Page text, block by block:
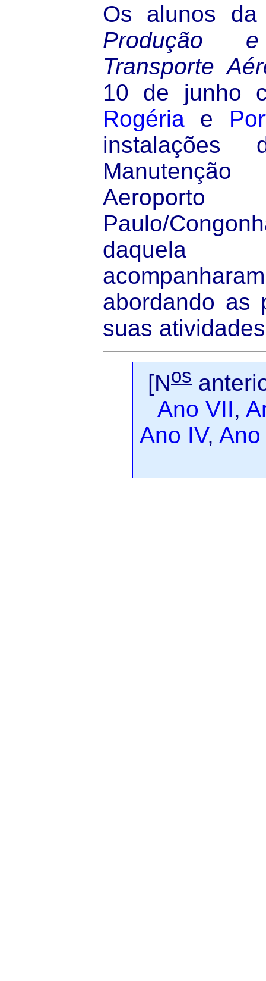
Os alunos da
Produção
Transporte
10 de junho
Rogéria e
Paulo/
abordando as
suas
[Nos
Ano VII,
Ano IV, Ano